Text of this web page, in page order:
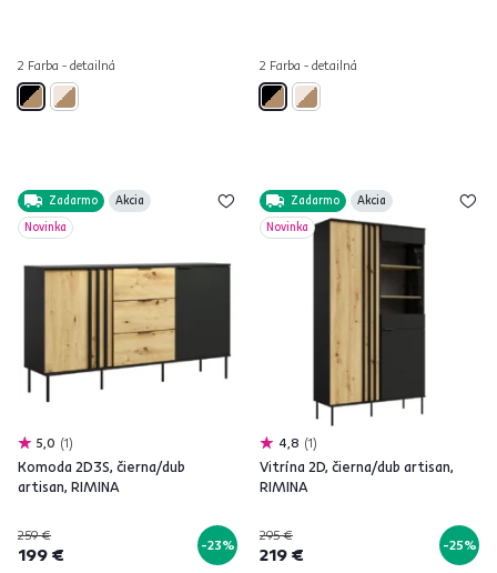
2 Farba - detailná 2 Farba - detailná
Zadarmo
Akcia
Novinka
5,0 1
Komoda 2D3S, čierna/dub
artisan, RIMINA
259 €
199 € -23%
Zadarmo
Akcia
Novinka
4,8 1
Vitrína 2D, čierna/dub artisan,
RIMINA
295 €
219 € -25%